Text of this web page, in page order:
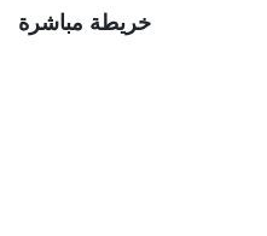
خريطة مباشرة